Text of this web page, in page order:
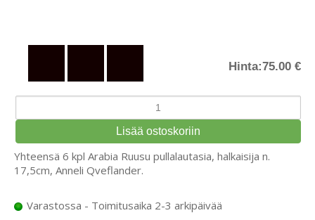
Hinta:75.00 €
Yhteensä 6 kpl Arabia Ruusu pullalautasia, halkaisija n.
17,5cm, Anneli Qveflander.
Varastossa - Toimitusaika 2-3 arkipäivää